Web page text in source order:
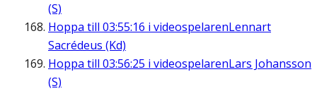
(S)
Hoppa till 03:55:16 i videospelarenLennart
Sacrédeus (Kd)
Hoppa till 03:56:25 i videospelarenLars Johansson
(S)